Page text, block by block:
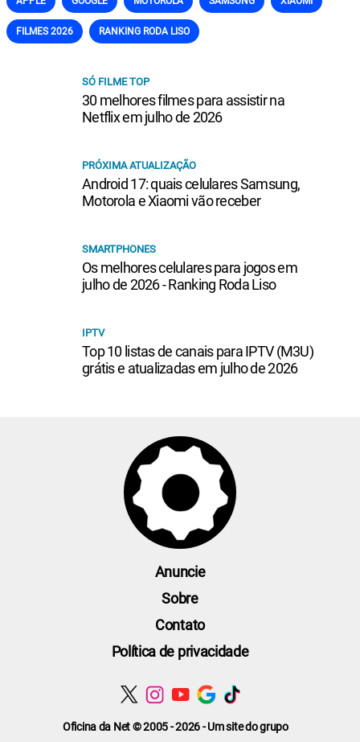
FILMES 2026 RANKING RODA LISO
SÓ FILME TOP
30 melhores filmes para assistir na
Netflix em julho de 2026
PRÓXIMA ATUALIZAÇÃO
Android 17: quais celulares Samsung,
Motorola e Xiaomi vão receber
SMARTPHONES
Os melhores celulares para jogos em
julho de 2026 - Ranking Roda Liso
IPTV
Top 10 listas de canais para IPTV (M3U)
grátis e atualizadas em julho de 2026
Oficina da Net © 2005 - 2026 - Um site do grupo
Anuncie
Sobre
Contato
Política de privacidade